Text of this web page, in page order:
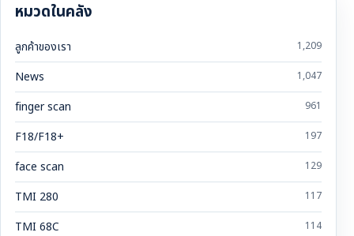
หมวดในคลัง
ลูกค้าของเรา 1,209
News 1,047
finger scan 961
F18/F18+ 197
face scan 129
TMI 280 117
TMI 68C 114